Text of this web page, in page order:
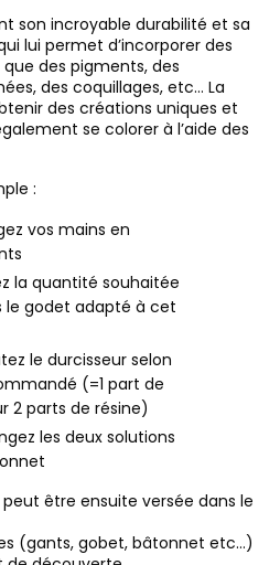
son incroyable durabilité et sa
lui permet d’incorporer des
des pigments, des
des coquillages, etc… La
des créations uniques et
se colorer à l’aide des
:
vos mains en
la quantité souhaitée
le godet adapté à cet
le durcisseur selon
(=1 part de
2 parts de résine)
les deux solutions
être ensuite versée dans le
(gants, gobet, bâtonnet etc…)